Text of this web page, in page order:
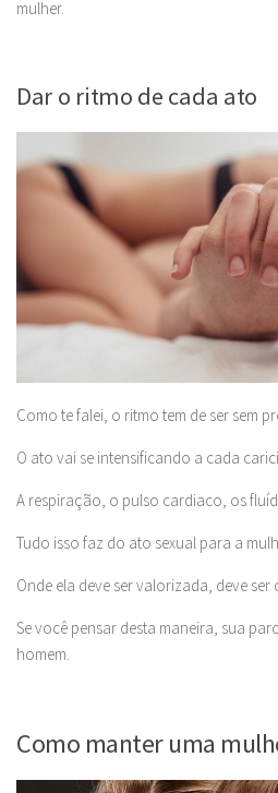
mulher.
Dar o ritmo de cada ato
Como te falei, o ritmo tem de ser sem
O ato vai se intensificando a cada
A respiração, o pulso cardiaco, os
Tudo isso faz do ato sexual para a
Onde ela deve ser valorizada, deve
Se você pensar desta maneira, sua
homem.
Como manter uma